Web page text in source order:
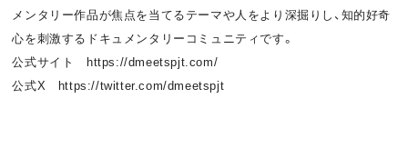
メンタリー作品が焦点を当てるテーマや人をより深掘りし、知的好奇
心を刺激するドキュメンタリーコミュニティです。
公式サイト https://dmeetspjt.com/
公式X https://twitter.com/dmeetspjt